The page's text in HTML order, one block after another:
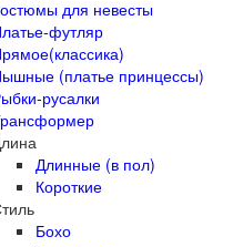
для невесты
футляр
(платье принцессы)
русалки
Длинные (в пол)
Короткие
Бохо